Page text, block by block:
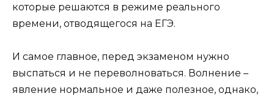
которые решаются в режиме реального
времени, отводящегося на ЕГЭ.
И самое главное, перед экзаменом нужно
выспаться и не переволноваться. Волнение –
явление нормальное и даже полезное, однако,